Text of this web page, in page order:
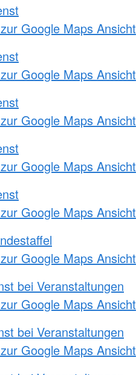
Google Maps Ansicht
Google Maps Ansicht
Google Maps Ansicht
Google Maps Ansicht
Google Maps Ansicht
Google Maps Ansicht
bei Veranstaltungen
Google Maps Ansicht
bei Veranstaltungen
Google Maps Ansicht